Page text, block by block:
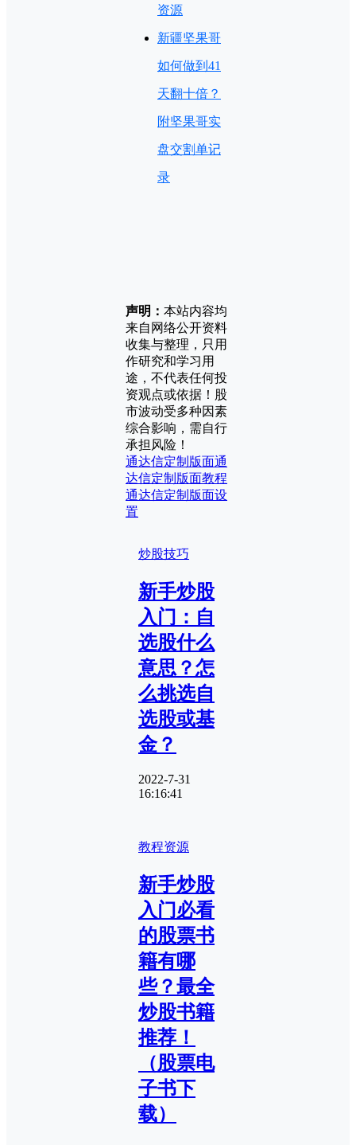
资源
新疆坚果哥
如何做到41
天翻十倍？
附坚果哥实
盘交割单记
录
声明： 本站内容均
来自网络公开资料
收集与整理，只用
作研究和学习用
途，不代表任何投
资观点或依据！股
市波动受多种因素
综合影响，需自行
承担风险！
通达信定制版面通
达信定制版面教程
通达信定制版面设
置
炒股技巧
新手炒股
入门：自
选股什么
意思？怎
么挑选自
选股或基
金？
2022-7-31
16:16:41
教程资源
新手炒股
入门必看
的股票书
籍有哪
些？最全
炒股书籍
推荐！
（股票电
子书下
载）